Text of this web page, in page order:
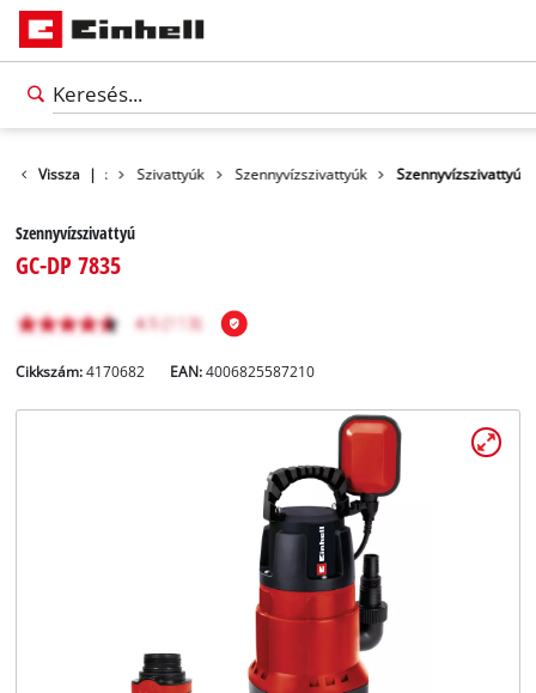
Vissza |
Termékek Szivattyúk Szennyvízszivattyúk Szennyvízszivattyú
Szennyvízszivattyú
GC-DP 7835
Cikkszám: 4170682 EAN:4006825587210